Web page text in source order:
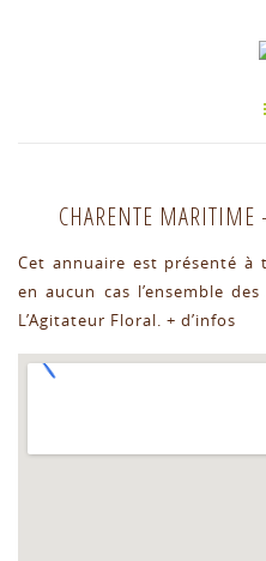
CHARENTE MARITIME -
Cet annuaire est présenté
en aucun cas l’ensemble
L’Agitateur Floral. + d’infos